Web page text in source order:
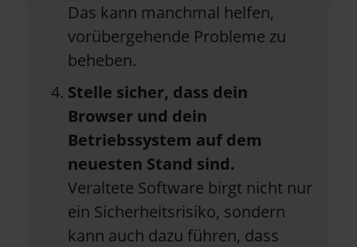
Das kann manchmal helfen,
vorübergehende Probleme zu
beheben.
Stelle sicher, dass dein
Browser und dein
Betriebssystem auf dem
neuesten Stand sind.
Veraltete Software birgt nicht nur
ein Sicherheitsrisiko, sondern
kann auch dazu führen, dass